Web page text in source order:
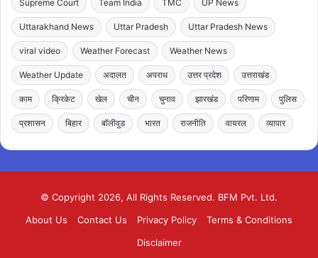
Supreme Court Team India TMC UP News
Uttarakhand News Uttar Pradesh Uttar Pradesh News
viral video Weather Forecast Weather News
Weather Update अदालत अपराध उत्तर प्रदेश उत्तराखंड
काम क्रिकेट खेल चीन चुनाव झारखंड परिणाम पुलिस
प्रशासन बिहार बॉलीवुड भारत राजनीति वायरल व्यापार
© Copyright 2026, All Rights Reserved. BFM Pvt. Ltd.
About Us
Contact Us Privacy Policy
Terms & Conditions
Disclaimer